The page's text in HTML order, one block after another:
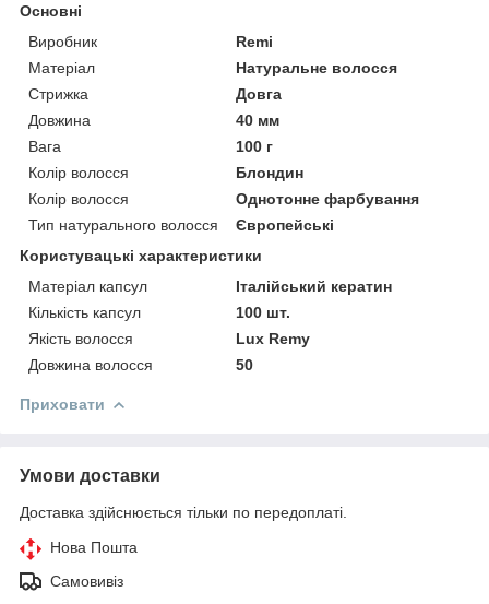
Основні
Виробник
Remi
Матеріал
Натуральне волосся
Стрижка
Довга
Довжина
40 мм
Вага
100 г
Колір волосся
Блондин
Колір волосся
Однотонне фарбування
Тип натурального волосся
Європейські
Користувацькі характеристики
Матеріал капсул
Італійський кератин
Кількість капсул
100 шт.
Якість волосся
Lux Remy
Довжина волосся
50
Приховати
Умови доставки
Доставка здійснюється тільки по передоплаті.
Нова Пошта
Самовивіз